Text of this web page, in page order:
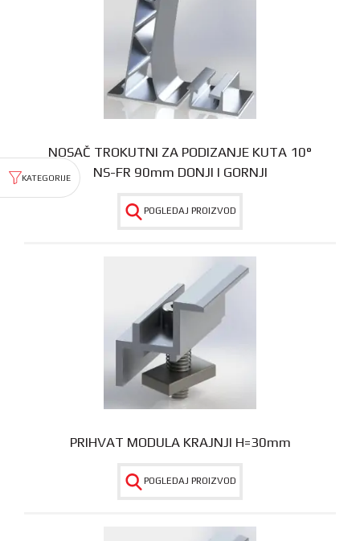
NOSAČ TROKUTNI ZA PODIZANJE KUTA 10°
NS-FR 90mm DONJI I GORNJI
POGLEDAJ PROIZVOD
PRIHVAT MODULA KRAJNJI H=30mm
POGLEDAJ PROIZVOD